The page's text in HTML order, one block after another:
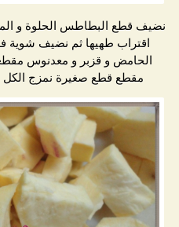
نضيف قطع البطاطس الحلوة و
اقتراب طهيها ثم نضيف شوية
الحامض و قزبر و معدنوس
مقطع قطع صغيرة نمزج الكل و